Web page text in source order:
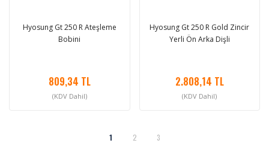
Hyosung Gt 250 R Ateşleme
Bobini
809,34 TL
(KDV Dahil)
Hyosung Gt 250 R Gold Zincir
Yerli Ön Arka Dişli
2.808,14 TL
(KDV Dahil)
1 2 3